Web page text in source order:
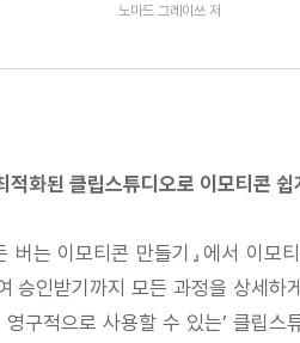
노마드 그레이쓰 저
적화된 클립스튜디오로 이모티콘 쉽
버는 이모티콘 만들기』에서 이
승인받기까지 모든 과정을 상세하
영구적으로 사용할 수 있는’ 클립